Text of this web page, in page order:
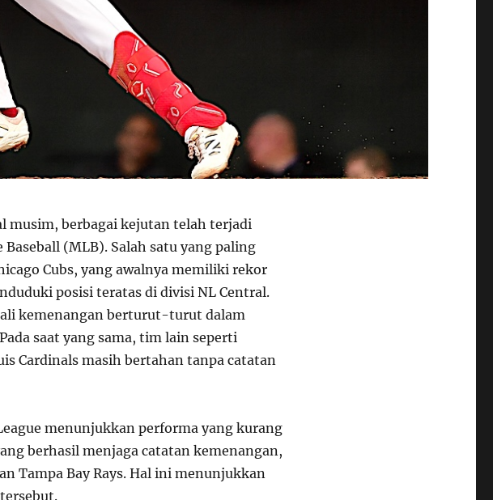
musim, berbagai kejutan telah terjadi
(MLB). Salah satu yang paling
Cubs, yang awalnya memiliki rekor
posisi teratas di divisi NL Central.
kemenangan berturut-turut dalam
saat yang sama, tim lain seperti
Cardinals masih bertahan tanpa catatan
menunjukkan performa yang kurang
berhasil menjaga catatan kemenangan,
Tampa Bay Rays. Hal ini menunjukkan